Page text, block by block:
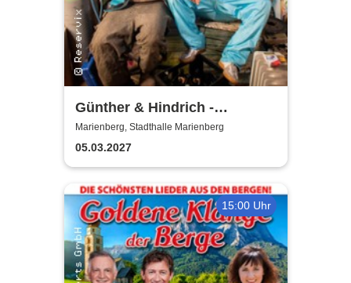
Günther & Hindrich -
SIMPLYunkloar
Marienberg, Stadthalle Marienberg
05.03.2027
15:00 Uhr